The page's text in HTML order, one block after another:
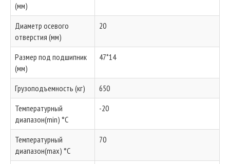
(мм)
Диаметр осевого
отверстия (мм)
20
Размер под подшипник
(мм)
47*14
Грузоподъемность (кг)
650
Температурный
диапазон(min) °C
-20
Температурный
диапазон(max) °C
70